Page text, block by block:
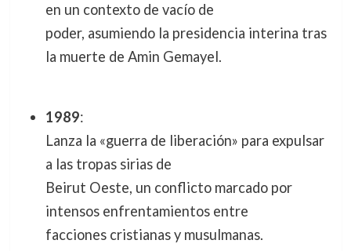
en un contexto de vacío de
poder, asumiendo la presidencia interina tras
la muerte de Amin Gemayel.
1989:
Lanza la «guerra de liberación» para expulsar
a las tropas sirias de
Beirut Oeste, un conflicto marcado por
intensos enfrentamientos entre
facciones cristianas y musulmanas.